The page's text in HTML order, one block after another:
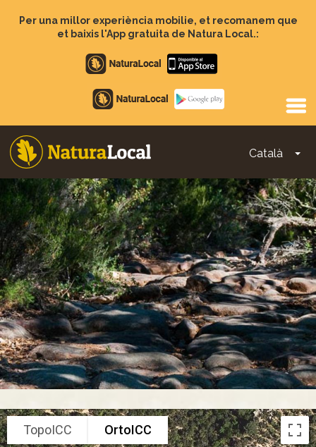
Per una millor experiència mobilie, et recomanem que
et baixis l'App gratuita de Natura Local.:
Apple
store
Google
Play
Català
Main
navigation
TopoICC OrtoICC